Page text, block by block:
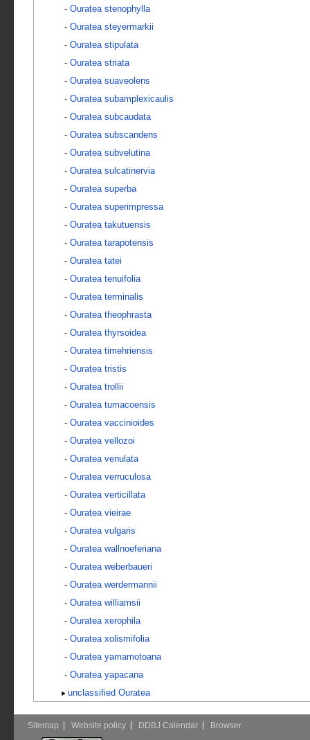
- Ouratea stenophylla
- Ouratea steyermarkii
- Ouratea stipulata
- Ouratea striata
- Ouratea suaveolens
- Ouratea subamplexicaulis
- Ouratea subcaudata
- Ouratea subscandens
- Ouratea subvelutina
- Ouratea sulcatinervia
- Ouratea superba
- Ouratea superimpressa
- Ouratea takutuensis
- Ouratea tarapotensis
- Ouratea tatei
- Ouratea tenuifolia
- Ouratea terminalis
- Ouratea theophrasta
- Ouratea thyrsoidea
- Ouratea timehriensis
- Ouratea tristis
- Ouratea trollii
- Ouratea tumacoensis
- Ouratea vaccinioides
- Ouratea vellozoi
- Ouratea venulata
- Ouratea verruculosa
- Ouratea verticillata
- Ouratea vieirae
- Ouratea vulgaris
- Ouratea wallnoeferiana
- Ouratea weberbaueri
- Ouratea werdermannii
- Ouratea williamsii
- Ouratea xerophila
- Ouratea xolismifolia
- Ouratea yamamotoana
- Ouratea yapacana
unclassified Ouratea
Sitemap Website policy DDBJ Calendar Browser